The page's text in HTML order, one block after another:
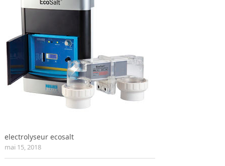
electrolyseur ecosalt
mai 15, 2018